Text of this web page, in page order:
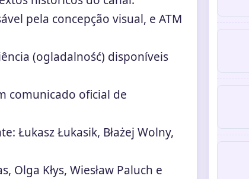
pela concepção visual, e ATM
(ogladalność) disponíveis
comunicado oficial de
Łukasz Łukasik, Błażej Wolny,
Kłys, Wiesław Paluch e